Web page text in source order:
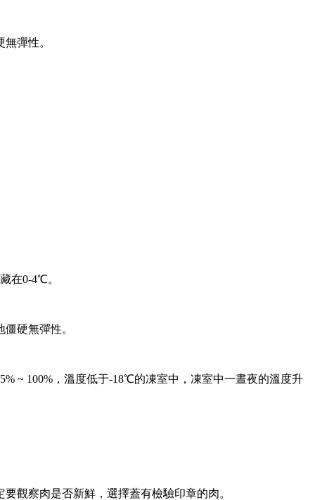
彈性。
在0-4℃。
硬無彈性。
~ 100%，溫度低于-18℃的凍室中，凍室中一晝夜的溫度升
觀察肉是否新鮮，選擇蓋有檢驗印章的肉。